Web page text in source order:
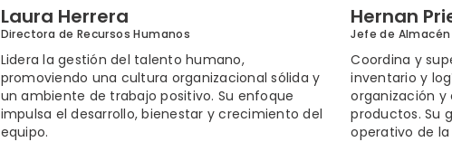
Laura Herrera
Directora de Recursos Humanos
Lidera la gestión del talento humano,
promoviendo una cultura organizacional sólida y
un ambiente de trabajo positivo. Su enfoque
impulsa el desarrollo, bienestar y crecimiento del
equipo.
Hernan
Jefe de Almacén
Coordina y
inventario y
organización
productos. Su
operativo de